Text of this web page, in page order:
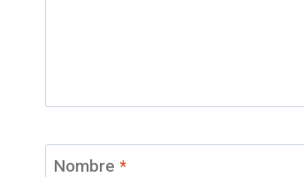
Nombre *